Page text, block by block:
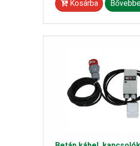
Kosárba